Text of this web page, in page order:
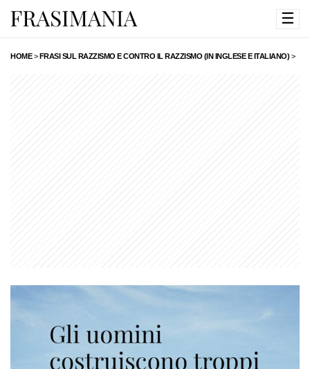
☰
HOME>FRASI SUL RAZZISMO E CONTRO IL RAZZISMO (IN INGLESE E ITALIANO) >